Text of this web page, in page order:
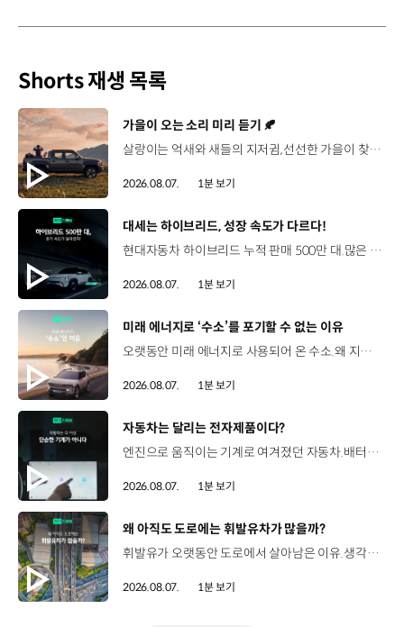
Shorts 재생 목록
[동영상]
가을이 오는 소리 미리 듣기 🍂
살랑이는 억새와 새들의 지저귐,선선한 가을이 찾아오는 소리. 더 기아 타스만과 함께 계절을 만나보세요. 🎧 *본 영상은 AI를 활용해 제작했습니다. #기아 #더기아타스만 #타스만 #가을 #입추 #Tasman #ASMR
2026.08.07. 1분 보기
[동영상]
대세는 하이브리드, 성장 속도가 다르다!
현대자동차 하이브리드 누적 판매 500만 대.많은 운전자들이 선택한 이유는 무엇일까요? 현대진행형 팟캐스트 EP.21에서 확인하세요.📻 #현대자동차그룹 #현대진행형 #모빌리티팟캐스트 #하이브리드 #연료 #미래모빌리티 #모빌리티
2026.08.07. 1분 보기
[동영상]
미래 에너지로 ‘수소’를 포기할 수 없는 이유
오랫동안 미래 에너지로 사용되어 온 수소.왜 지금까지도 중요한 선택지로 꼽힐까요? 현대진행형 팟캐스트 EP.21에서 확인하세요.📻 #현대자동차그룹 #현대진행형 #모빌리티팟캐스트 #수소전기차 #수소에너지 #연료 #미래모빌리티 #모빌리티
2026.08.07. 1분 보기
[동영상]
자동차는 달리는 전자제품이다?
엔진으로 움직이는 기계로 여겨졌던 자동차.배터리와 소프트웨어를 통해 어떻게 바뀌고 있을까요? 현대진행형 팟캐스트 EP.21에서 확인하세요.📻 #현대자동차그룹 #현대진행형 #모빌리티팟캐스트 #SDV #전기차 #연료 #미래모빌리티 #모빌리티
2026.08.07. 1분 보기
[동영상]
왜 아직도 도로에는 휘발유차가 많을까?
휘발유가 오랫동안 도로에서 살아남은 이유.생각보다 강력한 장점이 있었습니다. 현대진행형 팟캐스트 EP.21에서 확인하세요.📻 #현대자동차그룹 #현대진행형 #모빌리티팟캐스트 #휘발유 #내연기관 #연료 #미래모빌리티 #모빌리티
2026.08.07. 1분 보기